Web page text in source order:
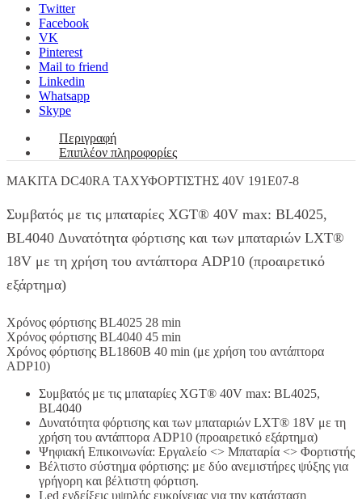
Twitter
Facebook
VK
Pinterest
Mail to friend
Linkedin
Whatsapp
Skype
Περιγραφή
Επιπλέον πληροφορίες
MAKITA DC40RA ΤΑΧΥΦΟΡΤΙΣΤΗΣ 40V 191E07-8
Συμβατός με τις μπαταρίες XGT® 40V max: BL4025,
BL4040 Δυνατότητα φόρτισης και των μπαταριών LXT®
18V με τη χρήση του αντάπτορα ADP10 (προαιρετικό
εξάρτημα)
Χρόνος φόρτισης BL4025 28 min
Χρόνος φόρτισης BL4040 45 min
Χρόνος φόρτισης BL1860B 40 min (με χρήση του αντάπτορα
ADP10)
Συμβατός με τις μπαταρίες XGT® 40V max: BL4025,
BL4040
Δυνατότητα φόρτισης και των μπαταριών LXT® 18V με τη
χρήση του αντάπτορα ADP10 (προαιρετικό εξάρτημα)
Ψηφιακή Επικοινωνία: Εργαλείο <> Μπαταρία <> Φορτιστής
Βέλτιστο σύστημα φόρτισης: με δύο ανεμιστήρες ψύξης για
γρήγορη και βέλτιστη φόρτιση.
Led ενδείξεις υψηλής ευκρίνειας για την κατάσταση